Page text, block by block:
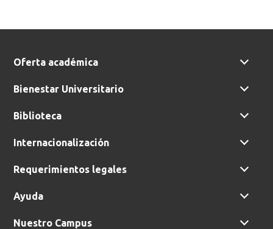
Oferta académica
Bienestar Universitario
Biblioteca
Internacionalización
Requerimientos legales
Ayuda
Nuestro Campus